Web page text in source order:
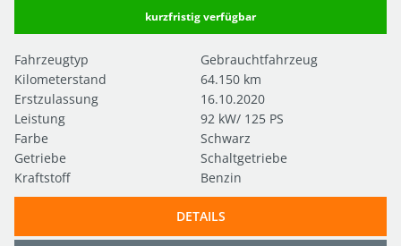
kurzfristig verfügbar
Fahrzeugtyp
Gebrauchtfahrzeug
Kilometerstand
64.150 km
Erstzulassung
16.10.2020
Leistung
92 kW/ 125 PS
Farbe
Schwarz
Getriebe
Schaltgetriebe
Kraftstoff
Benzin
DETAILS